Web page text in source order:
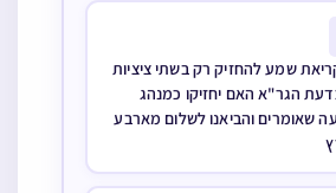
בברכה זו
שמע להחזיק רק בשתי ציציות
הגר"א האם יחזיקו כמנהג
שאומרים והביאנו לשלום מארבע